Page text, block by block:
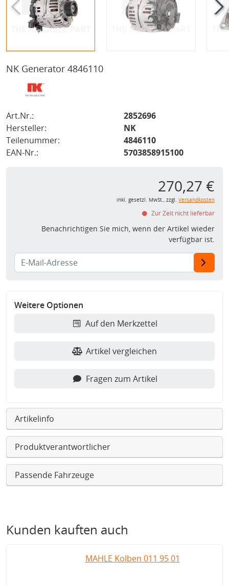
NK Generator 4846110
Art.Nr.:
2852696
Hersteller:
NK
Teilenummer:
4846110
EAN-Nr.:
5703858915100
270,27 €
inkl. gesetzl. MwSt., zzgl. Versandkosten
Zur Zeit nicht lieferbar
Benachrichtigen Sie mich, wenn der Artikel wieder
verfügbar ist.
Weitere Optionen
Auf den Merkzettel
Artikel vergleichen
Fragen zum Artikel
Artikelinfo
Produktverantwortlicher
Passende Fahrzeuge
Kunden kauften auch
MAHLE Kolben 011 95 01